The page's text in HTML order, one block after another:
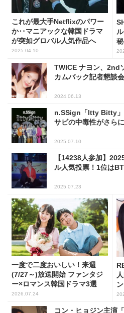
これが最大手Netflixのパワー
か‥マニアックな韓国ドラマ
が突如グロバル人気作品へ
2025.04.10
TWICE ナヨン、2nd
カムバック記者懇談
2024.06.13
n.SSign「Itty Bitty」
サビの中毒性がさら
2025.07.10
【14238人参加】
ル人気投票！1位は
2025.07.23
一度で二度おいしい！来週
(7/27～)放送開始 ファンタジ
ー×ロマンス韓国ドラマ3選
2026.07.24
コン・ヒョジン主演